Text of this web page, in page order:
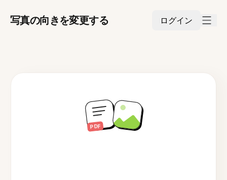
写真の向きを変更する ログイン